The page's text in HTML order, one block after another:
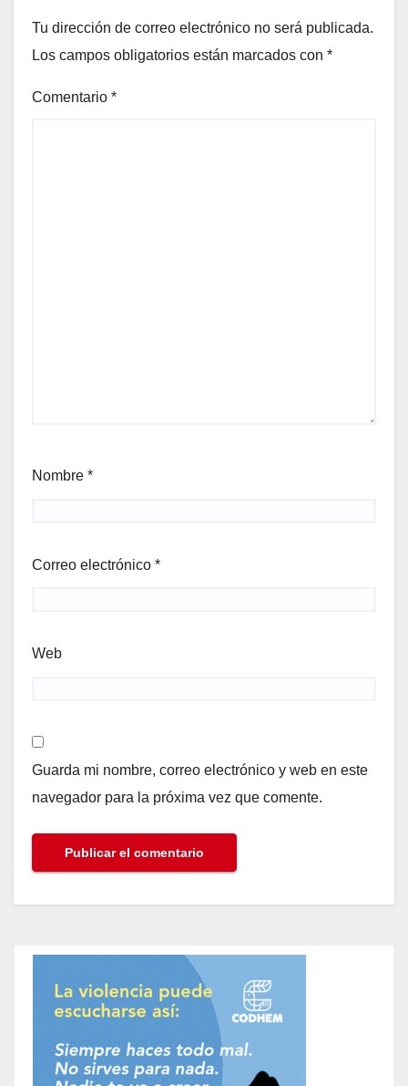
Tu dirección de correo electrónico no será publicada.
Los campos obligatorios están marcados con *
Comentario *
Nombre *
Correo electrónico *
Web
Guarda mi nombre, correo electrónico y web en este
navegador para la próxima vez que comente.